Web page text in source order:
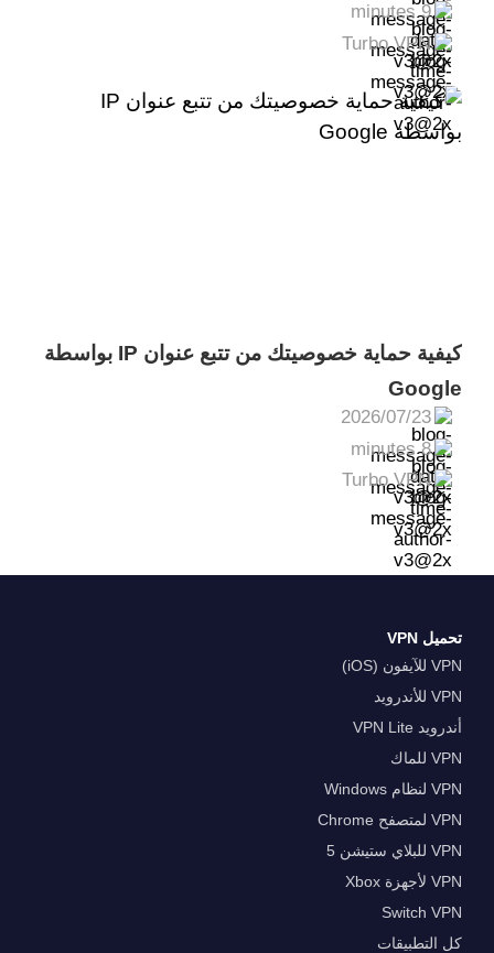
9 minutes
Turbo VPN
2026/07/23
8 minutes
Turbo VPN
كيفية حماية خصوصيتك من تتبع عنوان IP بواسطة
Google
تحميل VPN
VPN للآيفون (iOS)
VPN للأندرويد
أندرويد VPN Lite
VPN للماك
VPN لنظام Windows
VPN لمتصفح Chrome
VPN للبلاي ستيشن 5
VPN لأجهزة Xbox
Switch VPN
كل التطبيقات